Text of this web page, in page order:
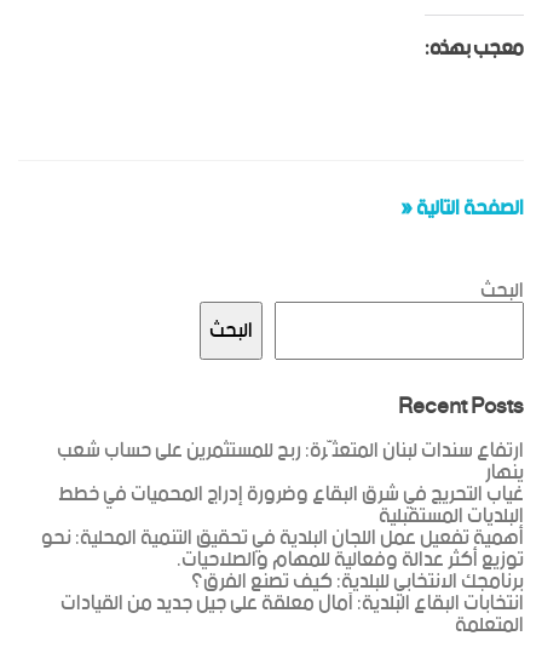
معجب بهذه:
الصفحة التالية «
البحث
البحث
Recent Posts
ارتفاع سندات لبنان المتعثّرة: ربح للمستثمرين على حساب شعب
ينهار
غياب التحريج في شرق البقاع وضرورة إدراج المحميات في خطط
البلديات المستقبلية
أهمية تفعيل عمل اللجان البلدية في تحقيق التنمية المحلية: نحو
توزيع أكثر عدالة وفعالية للمهام والصلاحيات.
برنامجك الانتخابي للبلدية: كيف تصنع الفرق؟
انتخابات البقاع البلدية: آمال معلقة على جيل جديد من القيادات
المتعلمة